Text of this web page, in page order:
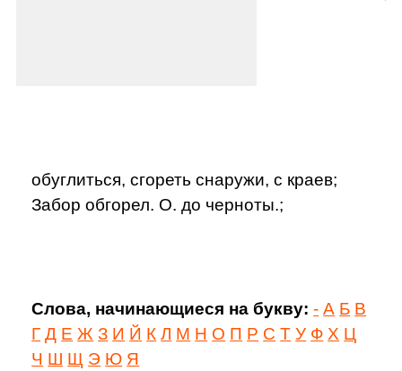
обуглиться, сгореть снаружи, с краев;
Забор обгорел. О. до черноты.;
Слова, начинающиеся на букву: - А Б В
Г Д Е Ж З И Й К Л М Н О П Р С Т У Ф Х Ц
Ч Ш Щ Э Ю Я